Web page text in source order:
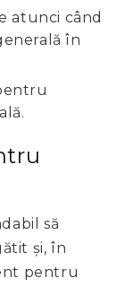
atunci când
în
să
și, în
pentru